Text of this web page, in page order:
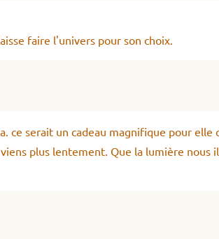
faire l'univers pour son choix.
serait un cadeau magnifique pour elle
plus lentement. Que la lumière